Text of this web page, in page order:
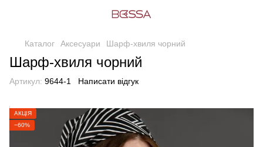
Каталог Аксесуари Шарф-хвиля чорний
Шарф-хвиля чорний
Артикул: 9644-1 Написати відгук
АКЦІЯ
−60%